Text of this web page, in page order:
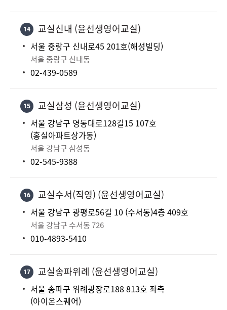
14 교실신내 (윤선생영어교실)
서울 중랑구 신내로45 201호(해성빌딩)
서울 중랑구 신내동
02-439-0589
15 교실삼성 (윤선생영어교실)
서울 강남구 영동대로128길15 107호
(홍실아파트상가동)
서울 강남구 삼성동
02-545-9388
16 교실수서(직영) (윤선생영어교실)
서울 강남구 광평로56길 10 (수서동)4층 409호
서울 강남구 수서동 726
010-4893-5410
17 교실송파위례 (윤선생영어교실)
서울 송파구 위례광장로188 813호 좌측
(아이온스퀘어)